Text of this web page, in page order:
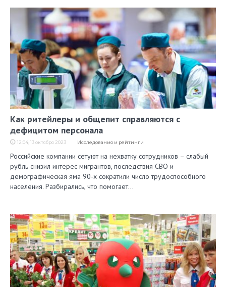
Как ритейлеры и общепит справляются с
дефицитом персонала
12:04, 13 октября 2023 Исследования и рейтинги
Российские компании сетуют на нехватку сотрудников – слабый
рубль снизил интерес мигрантов, последствия СВО и
демографическая яма 90-х сократили число трудоспособного
населения. Разбирались, что помогает…